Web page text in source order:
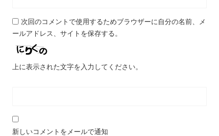
次回のコメントで使用するためブラウザーに自分の名前、メ
ールアドレス、サイトを保存する。
上に表示された文字を入力してください。
新しいコメントをメールで通知